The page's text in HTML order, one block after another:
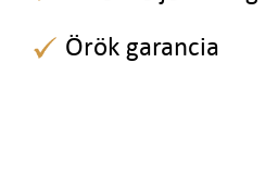
Örök garancia